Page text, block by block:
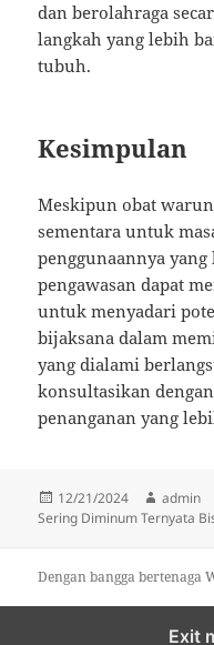
dan berolahraga
langkah yang lebih
tubuh.
Kesimpulan
Meskipun obat
sementara untuk
penggunaannya
pengawasan dapat
untuk menyadari
bijaksana dalam
yang dialami
konsultasikan
penanganan yang
Diposkan
pada
12/21/2024 Penulis
admin
Sering Diminum Ternyata
Dengan bangga bertenaga
Exit